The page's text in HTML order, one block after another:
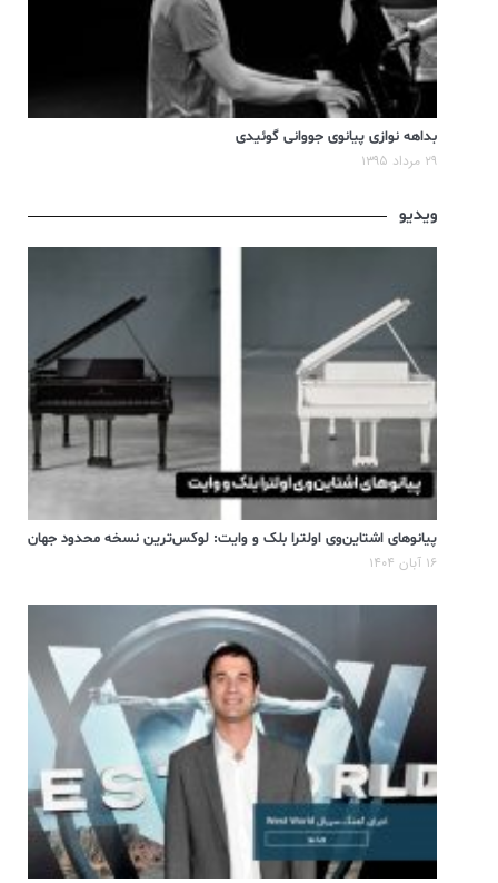
بداهه نوازی پیانوی جووانی گوئیدی
۲۹ مرداد ۱۳۹۵
ویدیو
پیانوهای اشتاین‌وی اولترا بلک و وایت: لوکس‌ترین نسخه محدود جهان
۱۶ آبان ۱۴۰۴